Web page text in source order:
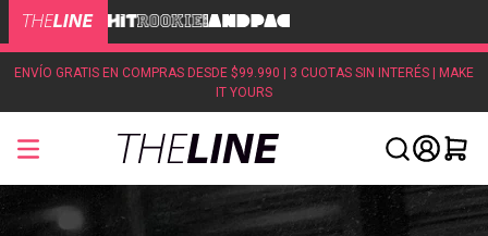
ENVÍO GRATIS EN COMPRAS DESDE $99.990 | 3 CUOTAS SIN INTERÉS | MAKE
IT YOURS